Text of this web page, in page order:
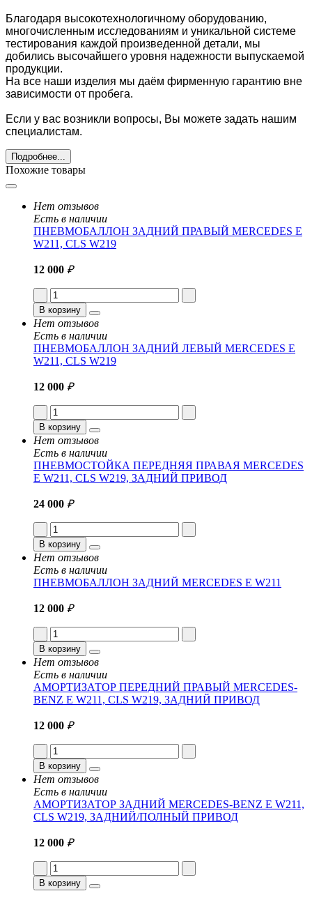
Благодаря высокотехнологичному оборудованию,
многочисленным исследованиям и уникальной системе
тестирования каждой произведенной детали, мы
добились высочайшего уровня надежности выпускаемой
продукции.
На все наши изделия мы даём фирменную гарантию вне
зависимости от пробега.
Если у вас возникли вопросы, Вы можете задать нашим
специалистам.
Подробнее...
Похожие товары
Нет отзывов
Есть в наличии
ПНЕВМОБАЛЛОН ЗАДНИЙ ПРАВЫЙ MERCEDES E
W211, CLS W219
12 000 ₽
В корзину
Нет отзывов
Есть в наличии
ПНЕВМОБАЛЛОН ЗАДНИЙ ЛЕВЫЙ MERCEDES E
W211, CLS W219
12 000 ₽
В корзину
Нет отзывов
Есть в наличии
ПНЕВМОСТОЙКА ПЕРЕДНЯЯ ПРАВАЯ MERCEDES
E W211, CLS W219, ЗАДНИЙ ПРИВОД
24 000 ₽
В корзину
Нет отзывов
Есть в наличии
ПНЕВМОБАЛЛОН ЗАДНИЙ MERCEDES E W211
12 000 ₽
В корзину
Нет отзывов
Есть в наличии
АМОРТИЗАТОР ПЕРЕДНИЙ ПРАВЫЙ MERCEDES-
BENZ E W211, CLS W219, ЗАДНИЙ ПРИВОД
12 000 ₽
В корзину
Нет отзывов
Есть в наличии
АМОРТИЗАТОР ЗАДНИЙ MERCEDES-BENZ E W211,
CLS W219, ЗАДНИЙ/ПОЛНЫЙ ПРИВОД
12 000 ₽
В корзину